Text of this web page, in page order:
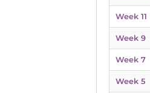
Week 11
Week 9
Week 7
Week 5